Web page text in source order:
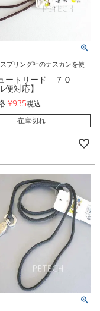
スプリング社のナスカンを使
ートリード ７０
便対応】
¥935税込
在庫切れ